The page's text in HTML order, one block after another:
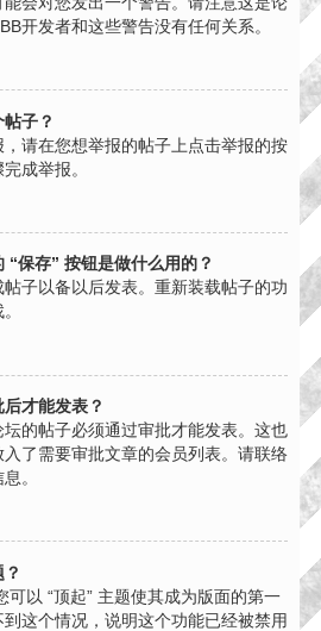
开发者和这些警告没有任何关系。
子？
请在您想举报的帖子上点击举报的按
成举报。
保存” 按钮是做什么用的？
子以备以后发表。重新装载帖子的功
才能发表？
的帖子必须通过审批才能发表。这也
了需要审批文章的会员列表。请联络
。
可以 “顶起” 主题使其成为版面的第一
这个情况，说明这个功能已经被禁用